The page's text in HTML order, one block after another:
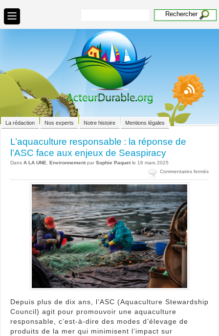
La rédaction Nos experts Notre histoire Mentions légales
L’aquaculture responsable : la réponse de
l’ASC face aux enjeux de Seaspiracy
Dans A LA UNE Environnement par Sophie Paquet le 16 mars 2025
Commentaires ferméssur
Depuis plus de dix ans, l’ASC (Aquaculture Stewardship
Council) agit pour promouvoir une aquaculture
responsable, c’est-à-dire des modes d’élevage de
produits de la mer qui minimisent l’impact sur